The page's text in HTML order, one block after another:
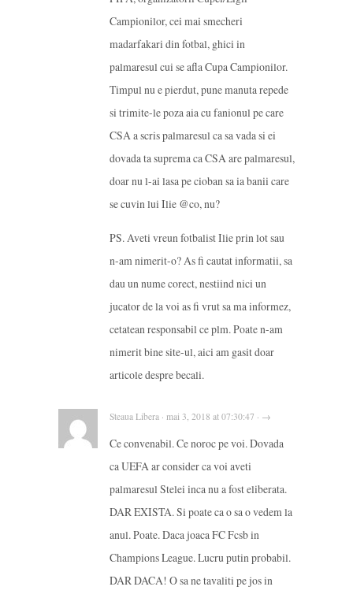
Campionilor, cei mai smecheri
madarfakari din fotbal, ghici in
palmaresul cui se afla Cupa Campionilor.
Timpul nu e pierdut, pune manuta repede
si trimite-le poza aia cu fanionul pe care
CSA a scris palmaresul ca sa vada si ei
dovada ta suprema ca CSA are palmaresul,
doar nu l-ai lasa pe cioban sa ia banii care
se cuvin lui Ilie @co, nu?
PS. Aveti vreun fotbalist Ilie prin lot sau
n-am nimerit-o? As fi cautat informatii, sa
dau un nume corect, nestiind nici un
jucator de la voi as fi vrut sa ma informez,
cetatean responsabil ce plm. Poate n-am
nimerit bine site-ul, aici am gasit doar
articole despre becali.
Steaua Libera · mai 3, 2018 at 07:30:47 · →
Ce convenabil. Ce noroc pe voi. Dovada
ca UEFA ar consider ca voi aveti
palmaresul Stelei inca nu a fost eliberata.
DAR EXISTA. Si poate ca o sa o vedem la
anul. Poate. Daca joaca FC Fcsb in
Champions League. Lucru putin probabil.
DAR DACA! O sa ne tavaliti pe jos in